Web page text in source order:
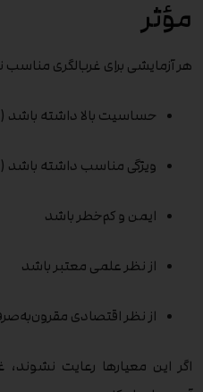
مؤثر
هر آزمایشی برای غربالگری
حساسیت بالا داشته باشد
ویژگی مناسب داشته باشد
ایمن و کم‌خطر باشد
از نظر علمی معتبر باشد
از نظر اقتصادی
اگر این معیارها رعایت نشوند،